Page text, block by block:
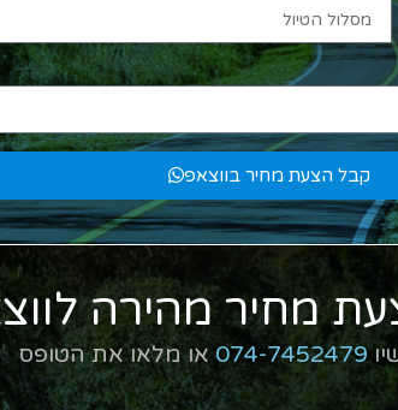
קבל הצעת מחיר בווצאפ
מחיר מהירה
074-7452479 או מלאו את הטופס